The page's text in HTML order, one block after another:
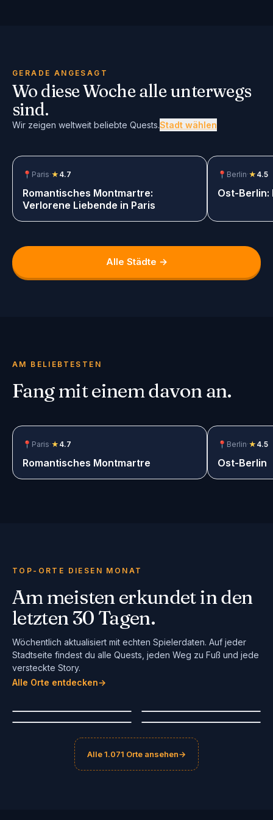
GERADE ANGESAGT
Wo diese Woche alle unterwegs
sind.
Wir zeigen 6 weltweit beliebte Quests.
Wir zeigen weltweit beliebte Quests.Stadt wählen
📍 Paris·★ 4.7
Romantisches Montmartre:
Verlorene Liebende in Paris
📍 Berlin·★ 4.5
Ost-Berlin:
Alle Städte →
AM BELIEBTESTEN
Fang mit einem davon an.
📍 Paris·★ 4.7
Romantisches Montmartre
📍 Berlin·★ 4.5
Ost-Berlin
TOP-ORTE DIESEN MONAT
Am meisten erkundet in den
letzten 30 Tagen.
Wöchentlich aktualisiert mit echten Spielerdaten. Auf jeder
Stadtseite findest du alle Quests, jeden Weg zu Fuß und jede
versteckte Story.
Alle Orte entdecken→
Sibiu
Bologna
#4
Alle 1.071 Orte ansehen→